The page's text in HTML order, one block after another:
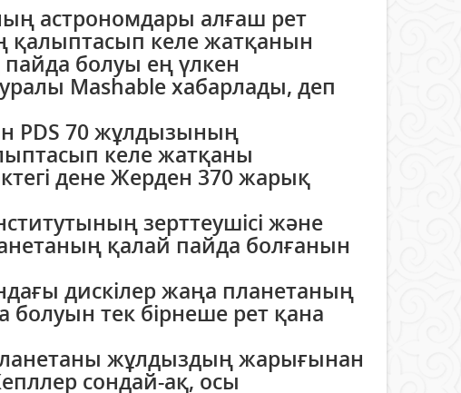
астрономдары алғаш рет
қалыптасып келе жатқанын
пайда болуы ең үлкен
Mashable хабарлады, деп
PDS 70 жұлдызының
келе жатқаны
дене Жерден 370 жарық
зерттеушісі және
қалай пайда болғанын
дискілер жаңа планетаның
болуын тек бірнеше рет қана
жұлдыздың жарығынан
сондай-ақ, осы